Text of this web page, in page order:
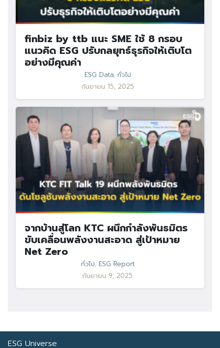
finbiz by ttb แนะ SME ใช้ 8 กรอบ
แนวคิด ESG ปรับกลยุทธ์ธุรกิจให้เติบโต
อย่างมีคุณค่า
ESG Data, ทั่วไป
กันยายน 15, 2025
จากบ้านสู่โลก KTC ผนึกกำลังพันธมิตร
ขับเคลื่อนพลังงานสะอาด สู่เป้าหมาย
Net Zero
ทั่วไป, ESG Report
กันยายน 9, 2025
ESG Universe